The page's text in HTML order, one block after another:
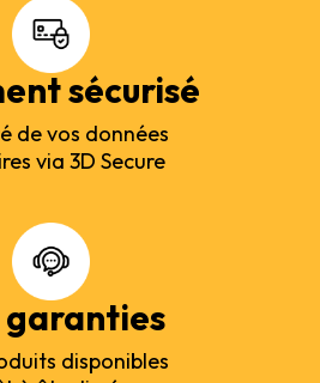
sécurisé
de vos données
via 3D Secure
garanties
disponibles